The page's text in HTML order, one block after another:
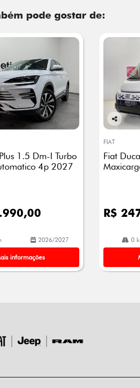
pode gostar de:
1.5 Dm-I Turbo
4p 2027
2026/2027
informações
Co
arti
lhe
FIAT
Fiat
R$
0